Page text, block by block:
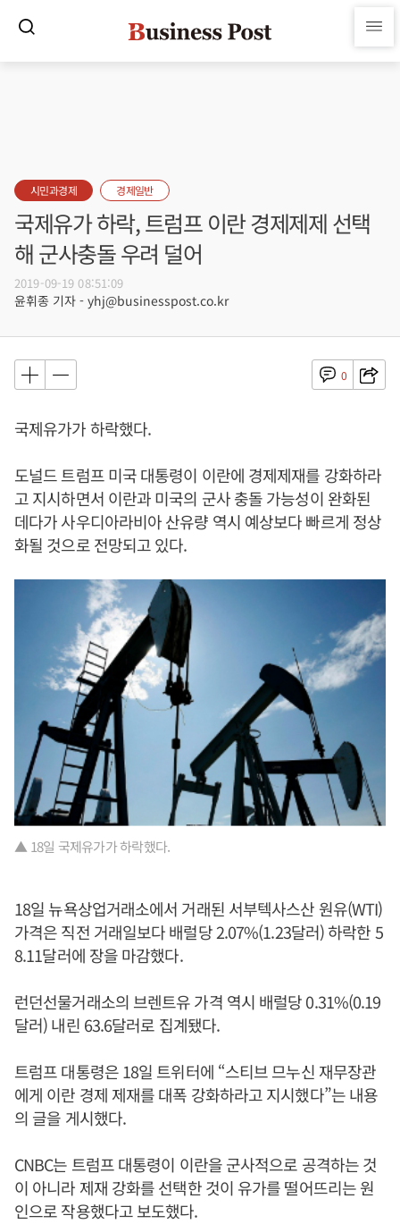
시민과경제 경제일반
국제유가 하락, 트럼프 이란 경제제제 선택
해 군사충돌 우려 덜어
2019-09-19 08:51:09
윤휘종 기자 - yhj@businesspost.co.kr
0
국제유가가 하락했다.
도널드 트럼프 미국 대통령이 이란에 경제제재를 강화하라
고 지시하면서 이란과 미국의 군사 충돌 가능성이 완화된
데다가 사우디아라비아 산유량 역시 예상보다 빠르게 정상
화될 것으로 전망되고 있다.
▲ 18일 국제유가가 하락했다.
18일 뉴욕상업거래소에서 거래된 서부텍사스산 원유(WTI)
가격은 직전 거래일보다 배럴당 2.07%(1.23달러) 하락한 5
8.11달러에 장을 마감했다.
런던선물거래소의 브렌트유 가격 역시 배럴당 0.31%(0.19
달러) 내린 63.6달러로 집계됐다.
트럼프 대통령은 18일 트위터에 “스티브 므누신 재무장관
에게 이란 경제 제재를 대폭 강화하라고 지시했다”는 내용
의 글을 게시했다.
CNBC는 트럼프 대통령이 이란을 군사적으로 공격하는 것
이 아니라 제재 강화를 선택한 것이 유가를 떨어뜨리는 원
인으로 작용했다고 보도했다.